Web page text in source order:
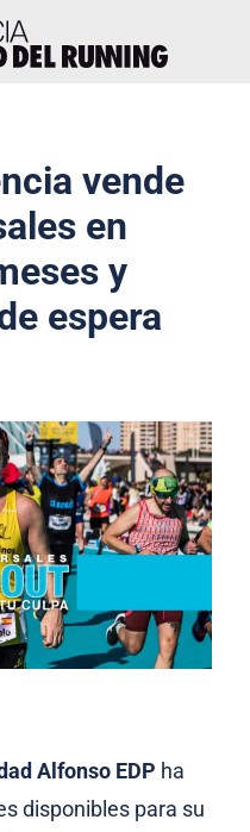
vende
en
y
espera
Alfonso EDP ha
disponibles para su